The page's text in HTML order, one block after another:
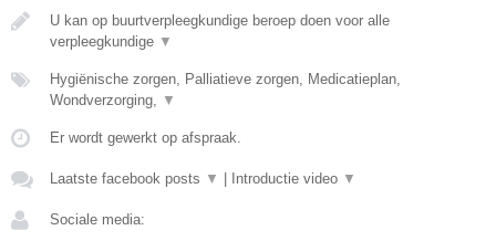
U kan op buurtverpleegkundige beroep doen voor alle
verpleegkundige ▼
Hygiënische zorgen, Palliatieve zorgen, Medicatieplan,
Wondverzorging, ▼
Er wordt gewerkt op afspraak.
Laatste facebook posts ▼ Introductie video ▼
Sociale media: